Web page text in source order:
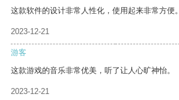
这款软件的设计非常人性化，使用起来非常方便。
2023-12-21
游客
这款游戏的音乐非常优美，听了让人心旷神怡。
2023-12-21